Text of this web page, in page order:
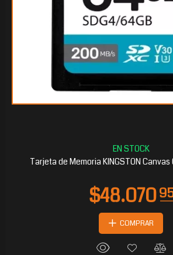
Tarjeta de Memoria KINGSTON Canvas
COMPRAR